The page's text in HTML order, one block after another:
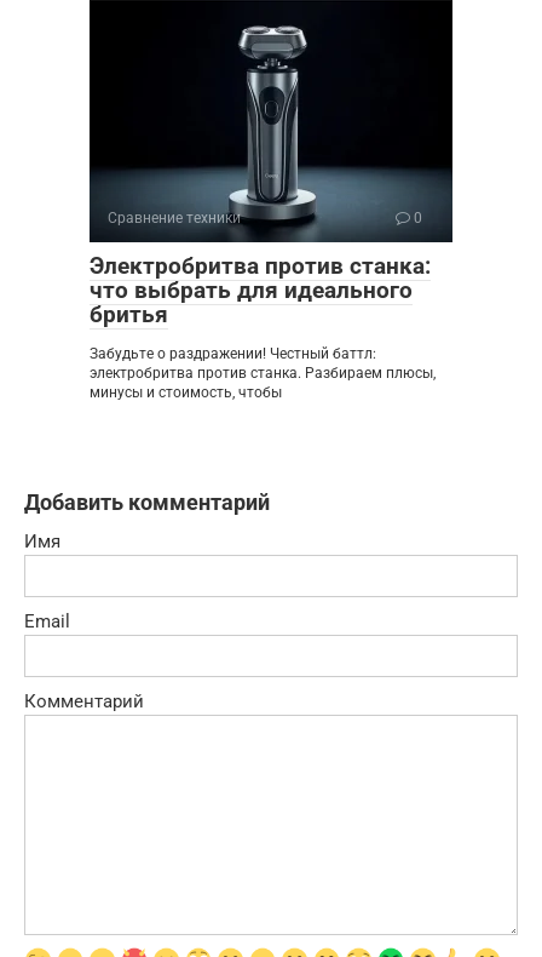
Сравнение техники 0
Электробритва против станка:
что выбрать для идеального
бритья
Забудьте о раздражении! Честный баттл:
электробритва против станка. Разбираем плюсы,
минусы и стоимость, чтобы
Добавить комментарий
Имя
Email
Комментарий